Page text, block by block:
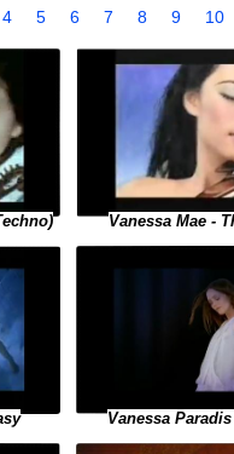
4 5 6 7 8 9 10
Vanessa Mae -
Vanessa